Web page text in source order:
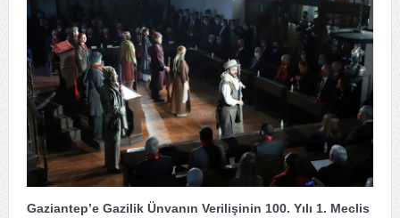
Gaziantep’e Gazilik Ünvanın Verilişinin 100. Yılı 1. Meclis